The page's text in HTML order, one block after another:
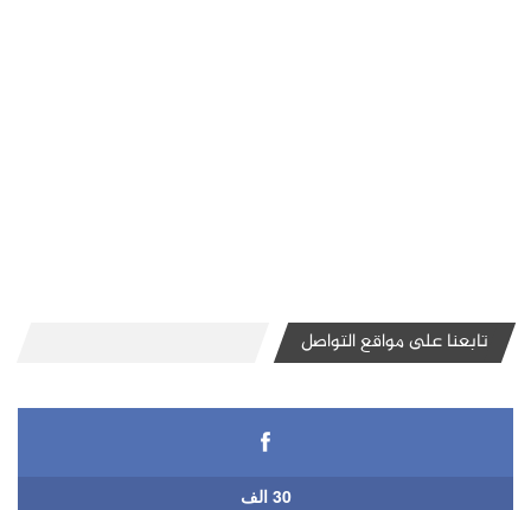
تابعنا على مواقع التواصل
30 الف